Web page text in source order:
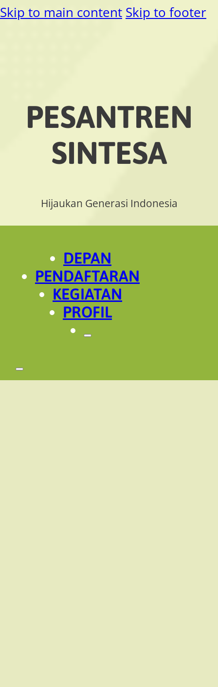
Skip to main content Skip to footer
PESANTREN
SINTESA
Hijaukan Generasi Indonesia
DEPAN
PENDAFTARAN
KEGIATAN
PROFIL